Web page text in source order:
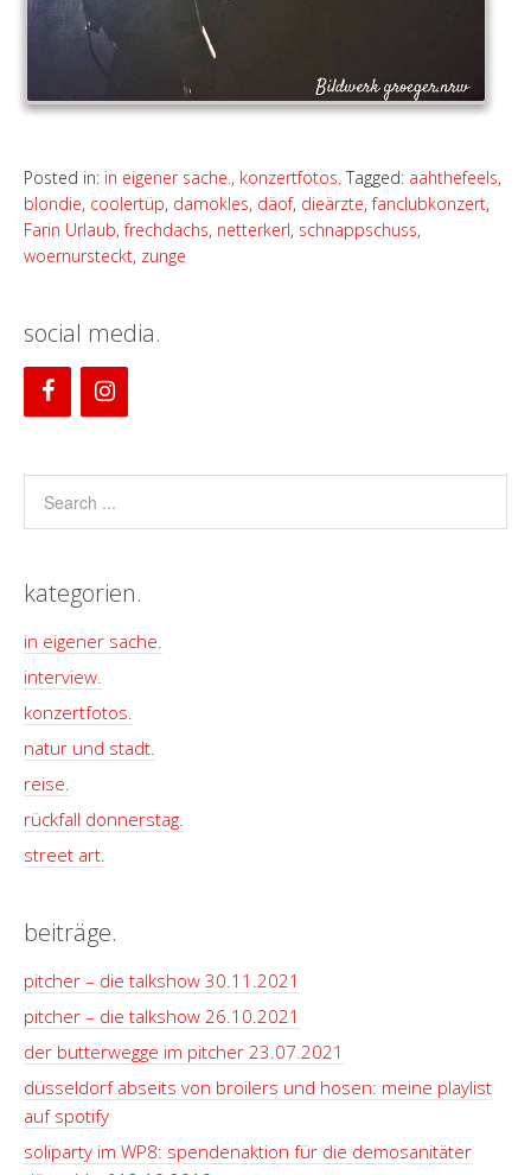
Posted in: in eigener sache., konzertfotos. Tagged: aahthefeels,
blondie, coolertüp, damokles, däof, dieärzte,fanclubkonzert,
Farin Urlaub,frechdachs, netterkerl, schnappschuss,
woernursteckt, zunge
social media.
kategorien.
in eigener sache.
interview.
konzertfotos.
natur und stadt.
reise.
rückfall donnerstag.
street art.
beiträge.
pitcher – die talkshow 30.11.2021
pitcher – die talkshow 26.10.2021
der butterwegge im pitcher 23.07.2021
düsseldorf abseits von broilers und hosen: meine playlist
auf spotify
soliparty im WP8: spendenaktion für die demosanitäter